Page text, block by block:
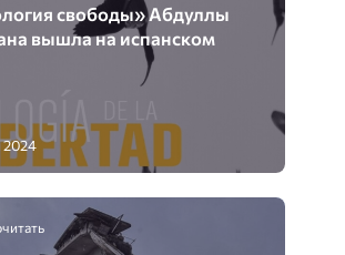
свободы» Абдуллы
вышла на испанском
2024